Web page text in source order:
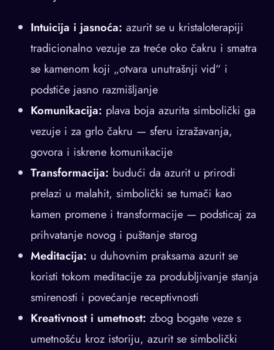
Intuicija i jasnoća: azurit se u kristaloterapiji
tradicionalno vezuje za treće oko čakru i smatra
se kamenom koji „otvara unutrašnji vid“ i
podstiče jasno razmišljanje
Komunikacija: plava boja azurita simbolički ga
vezuje i za grlo čakru — sferu izražavanja,
govora i iskrene komunikacije
Transformacija: budući da azurit u prirodi
prelazi u malahit, simbolički se tumači kao
kamen promene i transformacije — podsticaj za
prihvatanje novog i puštanje starog
Meditacija: u duhovnim praksama azurit se
koristi tokom meditacije za produbljivanje stanja
smirenosti i povećanje receptivnosti
Kreativnost i umetnost: zbog bogate veze s
umetnošću kroz istoriju, azurit se simbolički